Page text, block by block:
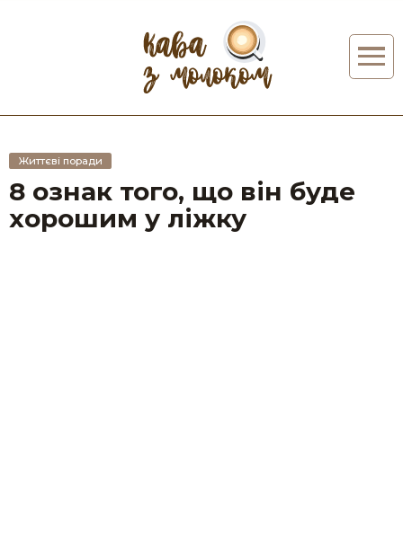
Життєві поради
8 ознак того, що він буде
хорошим у ліжку